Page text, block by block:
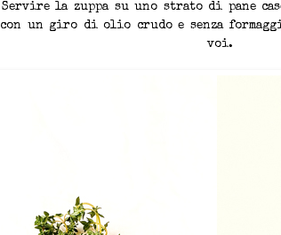
Servire la zuppa su uno strato di pane
con un giro di olio crudo e senza
voi.